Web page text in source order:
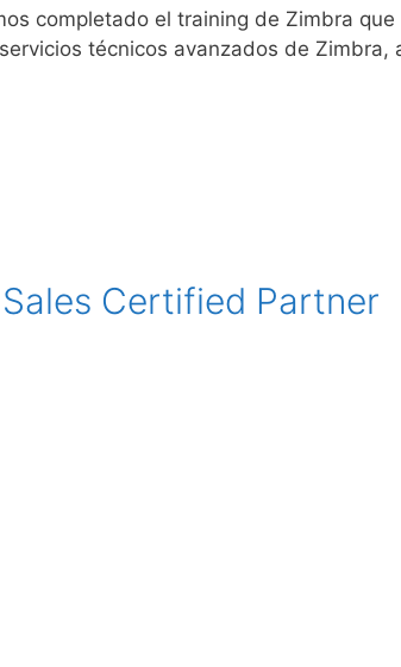
completado el training de Zimbra
técnicos avanzados de
Certified Partner